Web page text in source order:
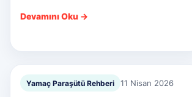
Devamını Oku →
Yamaç Paraşütü Rehberi 11 Nisan 2026